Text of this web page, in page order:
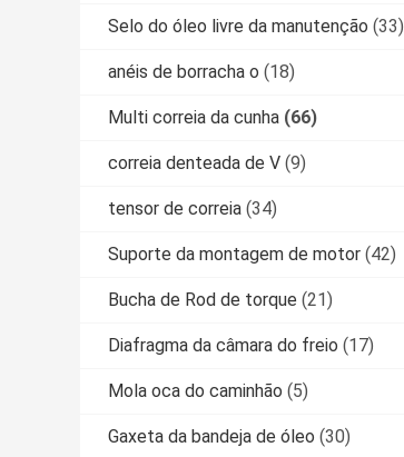
Selo do óleo livre da manutenção (33)
anéis de borracha o (18)
Multi correia da cunha (66)
correia denteada de V (9)
tensor de correia (34)
Suporte da montagem de motor (42)
Bucha de Rod de torque (21)
Diafragma da câmara do freio (17)
Mola oca do caminhão (5)
Gaxeta da bandeja de óleo (30)